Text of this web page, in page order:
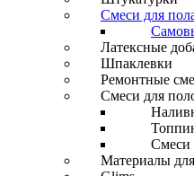
Смеси для
Латексные
Шпаклевки
Ремонтные
Смеси для
Смеси
Материалы